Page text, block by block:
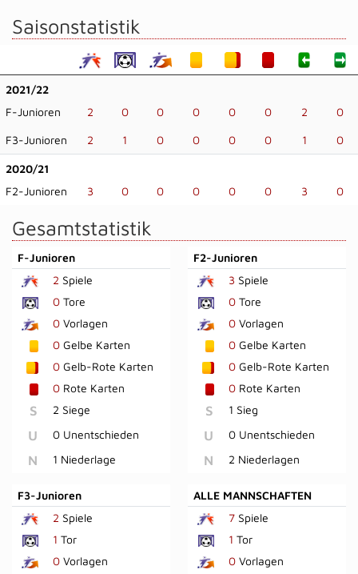
Saisonstatistik
2021/22
F-Junioren
2 0 0 0 0 0 2 0
F3-Junioren 2 1 0 0 0 0 1 0
2020/21
F2-Junioren
3 0 0 0 0 0 3 0
Gesamtstatistik
F-Junioren
2 Spiele
0 Tore
0 Vorlagen
0 Gelbe Karten
0 Gelb-Rote Karten
0 Rote Karten
S 2 Siege
U 0 Unentschieden
N 1 Niederlage
F2-Junioren
3 Spiele
0Tore
0Vorlagen
0Gelbe Karten
0Gelb-Rote Karten
0Rote Karten
S 1 Sieg
U 0 Unentschieden
N 2 Niederlagen
F3-Junioren
2 Spiele
1 Tor
0 Vorlagen
ALLE MANNSCHAFTEN
7Spiele
1 Tor
0Vorlagen